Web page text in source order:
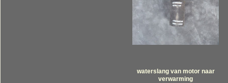
waterslang van motor naar
verwarming